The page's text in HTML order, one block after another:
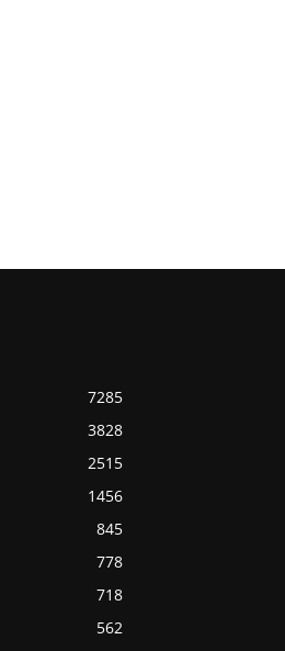
7285
3828
2515
1456
845
778
718
562